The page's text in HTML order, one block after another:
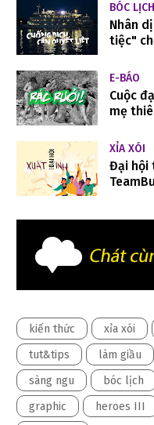
BÓC LỊCH
Nhân
tiệc"
E-BÁO
Cuộc
mẹ
XỈA XÓI
Đại hội
kiến thức xỉa xói
tut&tips
làm giầu
sàng ngu
bóc lịch
graphic
heroes III